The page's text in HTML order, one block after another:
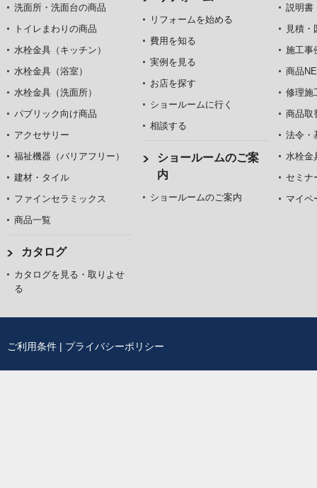
洗面所・洗面台の商品
トイレまわりの商品
水栓金具（キッチン）
水栓金具（浴室）
水栓金具（洗面所）
パブリック向け商品
アクセサリー
福祉機器（バリアフリー）
建材・タイル
ファインセラミックス
商品一覧
カタログ
カタログを見る・取りよせ
る
リフォームを始める
費用を知る
実例を見る
お店を探す
ショールームに行く
相談する
ショールームのご案
内
ショールームのご案内
説明書
見積・
施工事
商品
修理施
商品取
法令・
水栓金
セミナ
マイペ
ご利用条件 | プライバシーポリシー